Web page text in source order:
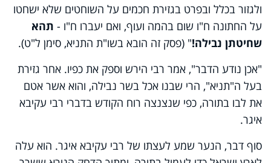
ולגזור בכלל ובפרט בגזירת חכמים על השוחטים שלא ישחטו
על החתונה ח"ו שום בהמה ועוף, ואם יעברו ח"ו - תהא
שחיטתן נבילה!" (פסק זה הובא בשו"ת התניא, סימן ל"ט).
"אכן נודע הדבר", אמר רבי הירש וספק את כפיו. אחר גזירת
בעל ה"תניא", הרי שבנו אכל בשר נבילה, והוא אשר אטם
את לבו בתורה, כפי שנצנצה רוח הקודש בדברי רבי עקיבא
איגר.
סוף דבר, הנער שמע לעצתו של רבי עקיבא איגר. הוא עלה